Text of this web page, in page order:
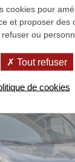
cookies pour
et proposer des
ou
Tout refuser
de cookies